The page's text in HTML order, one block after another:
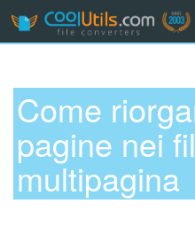
Come
pagine nei
multipagina